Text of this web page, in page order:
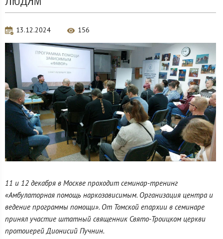
13.12.2024 156
11 и 12 декабря в Москве проходит семинар-тренинг
«Амбулаторная помощь наркозависимым. Организация центра и
ведение программы помощи». От Томской епархии в семинаре
принял участие штатный священник Свято-Троицком церкви
протоиерей Дионисий Пучнин.